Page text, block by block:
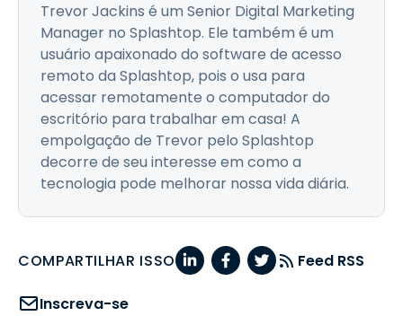
Trevor Jackins é um Senior Digital Marketing
Manager no Splashtop. Ele também é um
usuário apaixonado do software de acesso
remoto da Splashtop, pois o usa para
acessar remotamente o computador do
escritório para trabalhar em casa! A
empolgação de Trevor pelo Splashtop
decorre de seu interesse em como a
tecnologia pode melhorar nossa vida diária.
COMPARTILHAR ISSO Feed RSS
Inscreva-se